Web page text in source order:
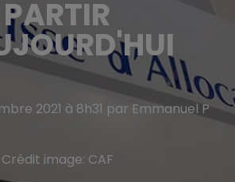
PARTIR
2021 à 8h31 par Emmanuel P
Crédit image: CAF